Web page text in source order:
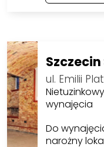
ul. Emilii
wynajęcia
Do
narożny